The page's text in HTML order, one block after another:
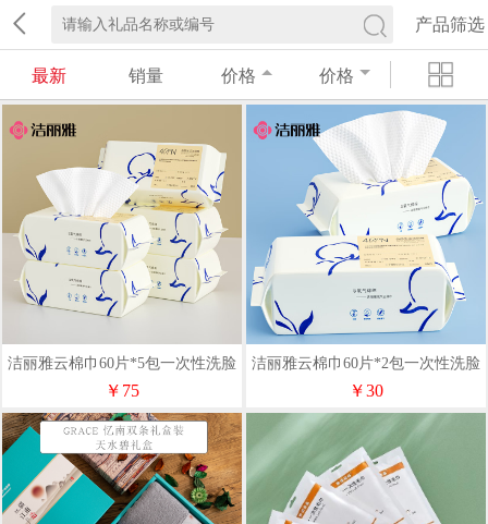
产品筛选
最新 销量 价格 价格
洁丽雅云棉巾60片*5包一次性洗脸
巾2026006
￥75
洁丽雅云棉巾60片*2包一次性洗脸
巾2026005
￥30